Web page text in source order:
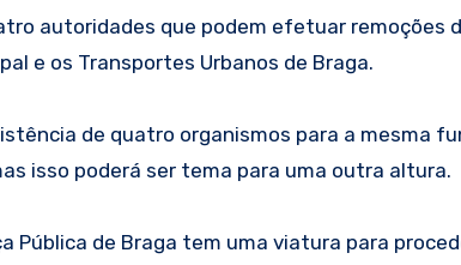
autoridades que podem efetuar remoções
e os Transportes Urbanos de Braga.
de quatro organismos para a mesma
isso poderá ser tema para uma outra altura.
Pública de Braga tem uma viatura para